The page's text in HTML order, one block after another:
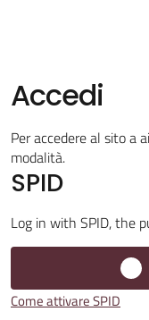
Vivere
Bentivoglio
Menu selezionato
Amministrazione
Trasparente
Accedi
Per accedere al sito a
modalità.
SPID
Log in with SPID, the
Come attivare SPID